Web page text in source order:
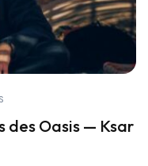
des Oasis — Ksar